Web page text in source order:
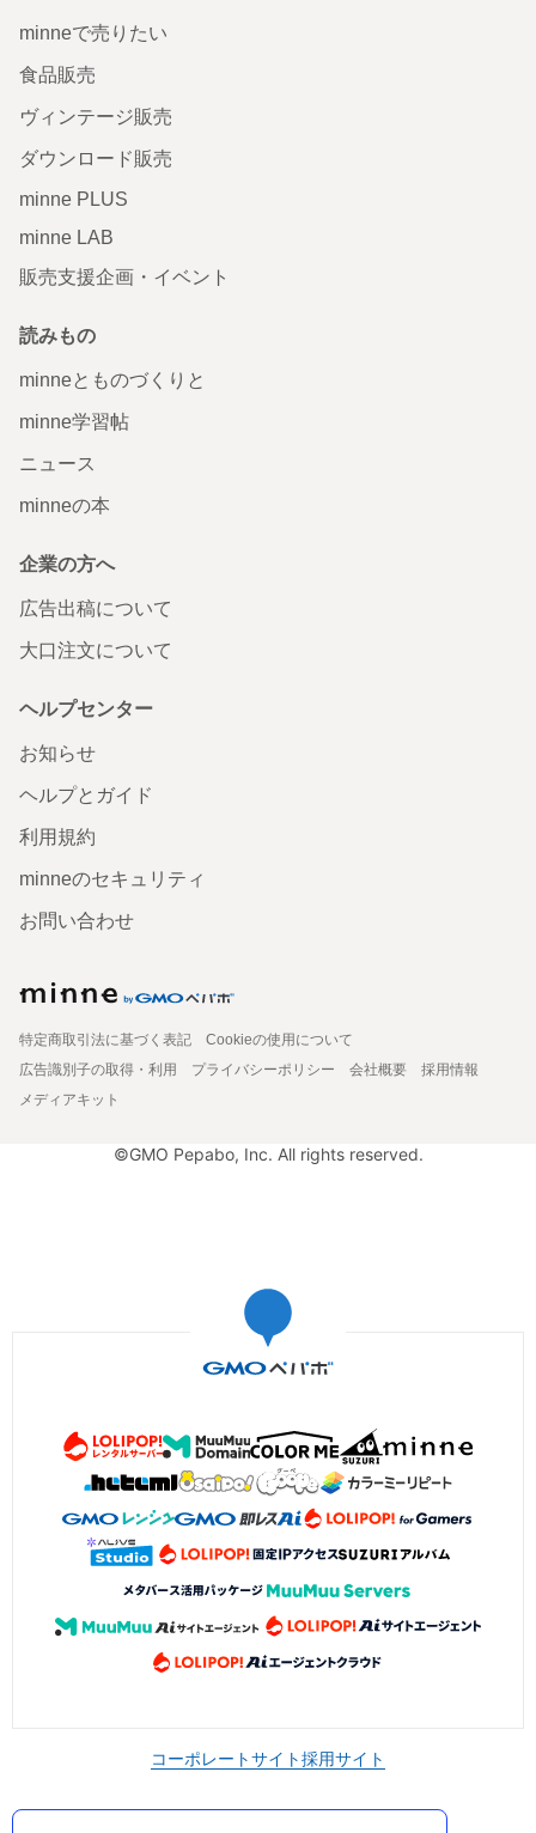
minneで売りたい
食品販売
ヴィンテージ販売
ダウンロード販売
minne PLUS
minne LAB
販売支援企画・イベント
読みもの
minneとものづくりと
minne学習帖
ニュース
minneの本
企業の方へ
広告出稿について
大口注文について
ヘルプセンター
お知らせ
ヘルプとガイド
利用規約
minneのセキュリティ
お問い合わせ
特定商取引法に基づく表記
Cookieの使用について
広告識別子の取得・利用
プライバシーポリシー 会社概要
採用情報
メディアキット
©GMO Pepabo, Inc. All rights reserved.
コーポレートサイト採用サイト